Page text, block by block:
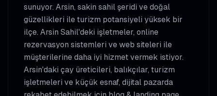
sunuyor. Arsin, sakin sahil şeridi ve doğal
güzellikleri ile turizm potansiyeli yüksek bir
ilçe. Arsin Sahil'deki işletmeler, online
rezervasyon sistemleri ve web siteleri ile
müşterilerine daha iyi hizmet vermek istiyor.
Arsin'daki çay üreticileri, balıkçılar, turizm
işletmeleri ve küçük esnaf, dijital pazarda